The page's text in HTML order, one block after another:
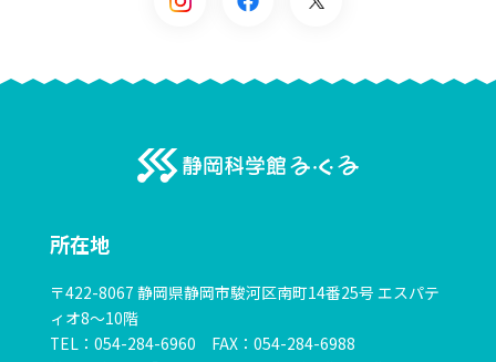
科学の祭典・サイエンスピクニック
サイエンスフェスティバルinる・く・る 青少年のための
科学の祭典 静岡大会
所在地
〒422-8067 静岡県静岡市駿河区南町14番25号 エスパテ
ィオ8～10階
TEL：054-284-6960 FAX：054-284-6988